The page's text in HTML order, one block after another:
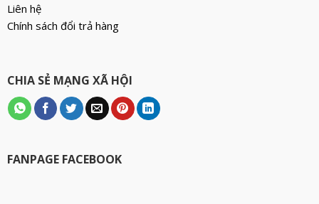
Liên hệ
Chính sách đổi trả hàng
CHIA SẺ MẠNG XÃ HỘI
FANPAGE FACEBOOK